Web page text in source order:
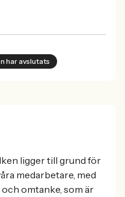
har avslutats
ligger till grund för
medarbetare, med
omtanke, som är